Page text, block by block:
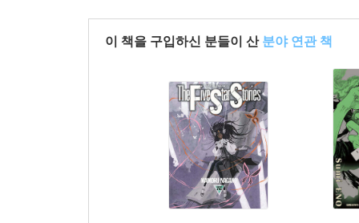
이 책을 구입하신 분들이 산 분야 연관 책